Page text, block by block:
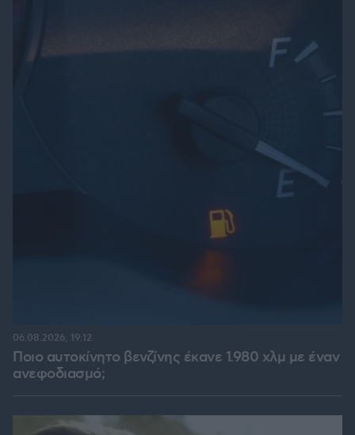
Ποιο αυτοκίνητο βενζίνης έκανε 1.980 χλμ με έναν
ανεφοδιασμό;
06.08.2026, 19:12